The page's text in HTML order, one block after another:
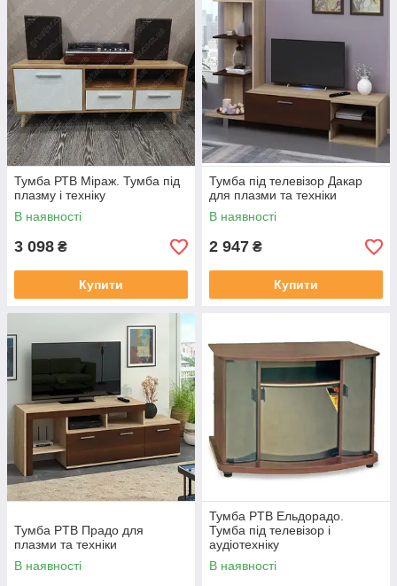
Тумба РТВ Міраж. Тумба під
плазму і техніку
В наявності
3 098 ₴
Купити
Тумба під телевізор Дакар
для плазми та техніки
В наявності
2 947 ₴
Купити
Тумба PTB Прадо для
плазми та техніки
В наявності
Тумба PTB Ельдорадо.
Тумба під телевізор і
аудіотехніку
В наявності